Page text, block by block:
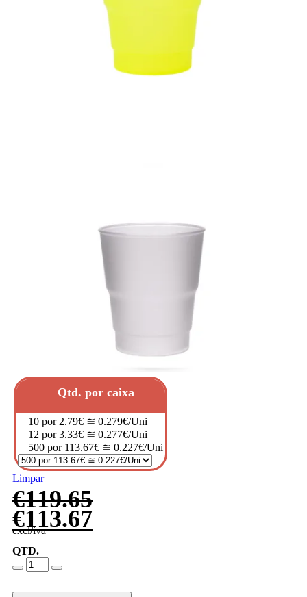
Qtd. por caixa
10 por 2.79€ ≅ 0.279€/Uni
12 por 3.33€ ≅ 0.277€/Uni
500 por 113.67€ ≅ 0.227€/Uni
Limpar
€119.65
€113.67
excl/iva
QTD.